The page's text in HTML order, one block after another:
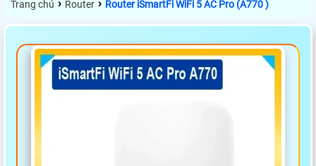
Trang chủ › Router › Router iSmartFi WiFi 5 AC Pro (A770 )